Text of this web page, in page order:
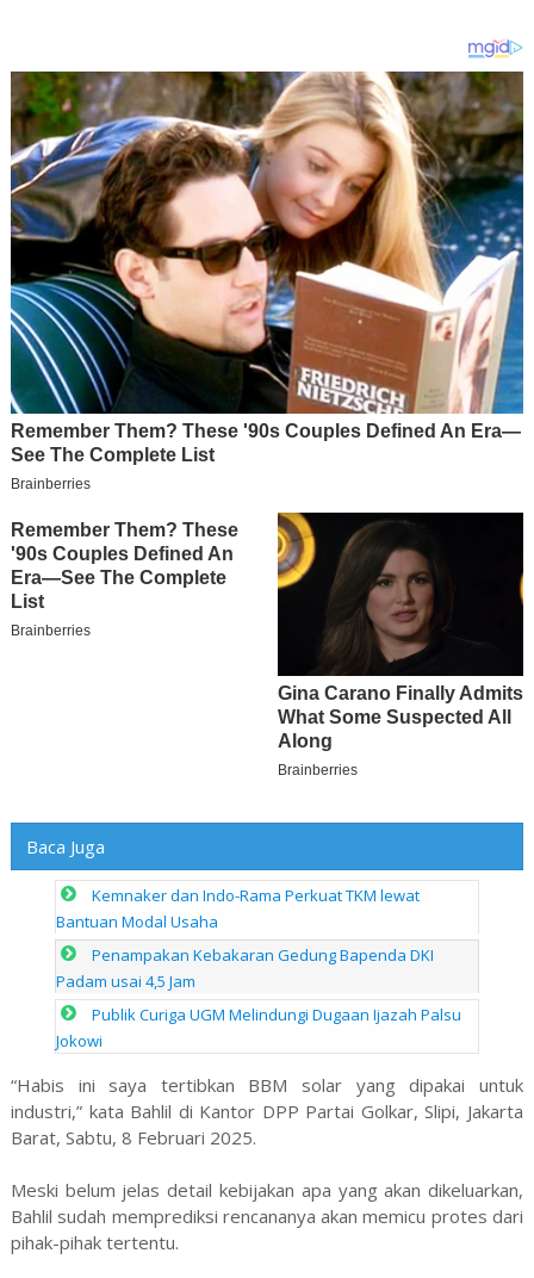
Baca Juga
Kemnaker dan Indo-Rama Perkuat TKM lewat
Bantuan Modal Usaha
Penampakan Kebakaran Gedung Bapenda DKI
Padam usai 4,5 Jam
Publik Curiga UGM Melindungi Dugaan Ijazah Palsu
Jokowi
“Habis ini saya tertibkan BBM solar yang dipakai untuk
industri,” kata Bahlil di Kantor DPP Partai Golkar, Slipi, Jakarta
Barat, Sabtu, 8 Februari 2025.
Meski belum jelas detail kebijakan apa yang akan dikeluarkan,
Bahlil sudah memprediksi rencananya akan memicu protes dari
pihak-pihak tertentu.